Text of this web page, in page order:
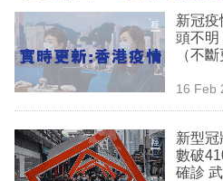
題
投
資
樓
市
新冠
頭不明
（不斷
16 Feb
新型冠
數破
確診